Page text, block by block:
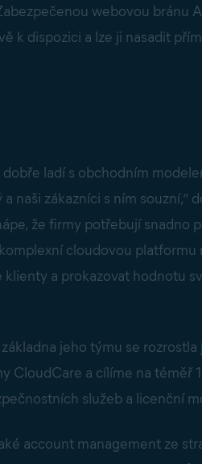
webovou bránu
k dispozici a lze ji nasadit
ladí s obchodním
naši zákazníci s ním souzní,“
že firmy potřebují snadno
cloudovou
a prokazovat hodnotu
jeho týmu se rozrostla
CloudCare a cílíme na téměř
služeb a licenční
account management ze